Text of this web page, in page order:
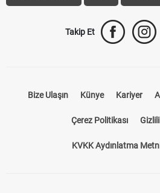
Takip Et
Bize Ulaşın Künye Kariyer
Çerez Politikası
KVKK Aydınlatma